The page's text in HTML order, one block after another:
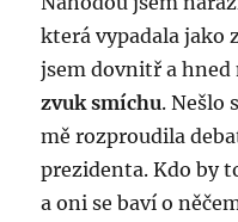
která vypadala jako
jsem dovnitř a hned
zvuk smíchu. Nešlo
mě rozproudila
prezidenta. Kdo by
a oni se baví o